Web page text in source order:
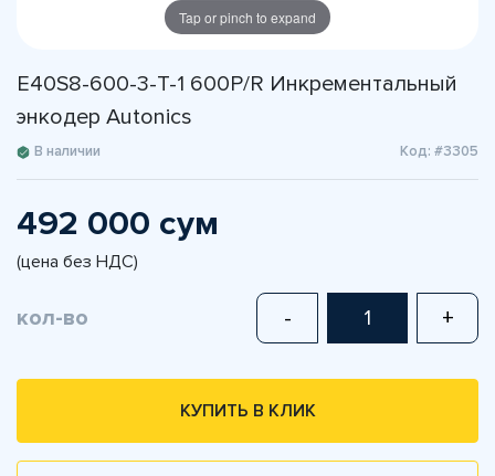
Tap or pinch to expand
E40S8-600-3-T-1 600P/R Инкрементальный
энкодер Autonics
В наличии Код: #3305
492 000 сум
(цена без НДС)
кол-во - +
КУПИТЬ В КЛИК